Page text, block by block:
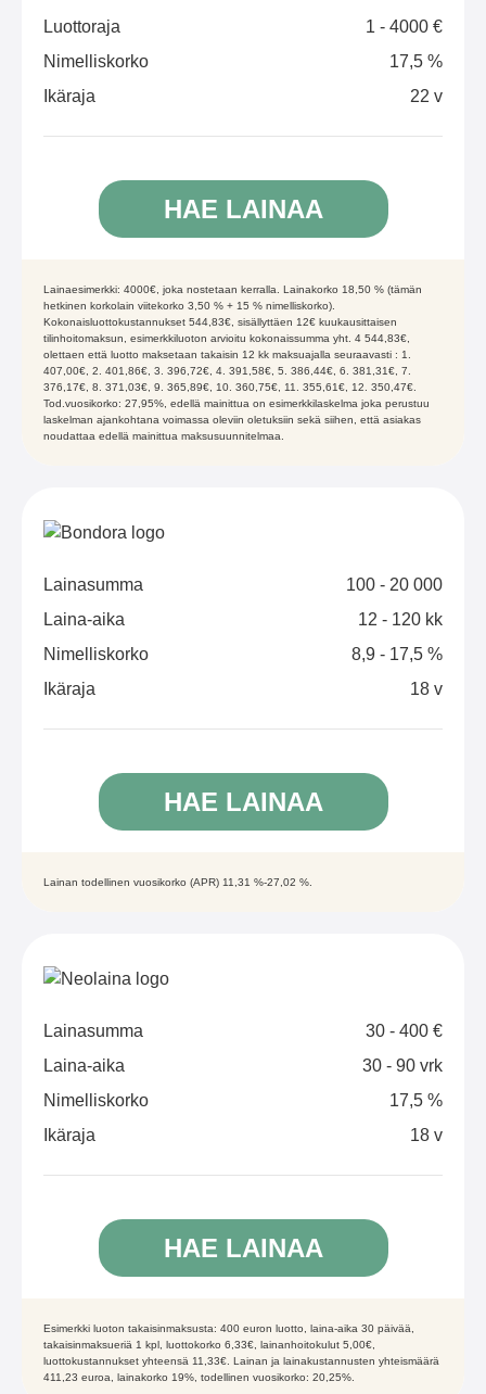
Luottoraja
1 - 4000 €
Nimelliskorko
17,5 %
Ikäraja
22 v
HAE LAINAA
Lainaesimerkki: 4000€, joka nostetaan kerralla. Lainakorko 18,50 % (tämän
hetkinen korkolain viitekorko 3,50 % + 15 % nimelliskorko).
Kokonaisluottokustannukset 544,83€, sisällyttäen 12€ kuukausittaisen
tilinhoitomaksun, esimerkkiluoton arvioitu kokonaissumma yht. 4 544,83€,
olettaen että luotto maksetaan takaisin 12 kk maksuajalla seuraavasti : 1.
407,00€, 2. 401,86€, 3. 396,72€, 4. 391,58€, 5. 386,44€, 6. 381,31€, 7.
376,17€, 8. 371,03€, 9. 365,89€, 10. 360,75€, 11. 355,61€, 12. 350,47€.
Tod.vuosikorko: 27,95%, edellä mainittua on esimerkkilaskelma joka perustuu
laskelman ajankohtana voimassa oleviin oletuksiin sekä siihen, että asiakas
noudattaa edellä mainittua maksusuunnitelmaa.
Lainasumma
100 - 20 000
Laina-aika
12 - 120 kk
Nimelliskorko
8,9 - 17,5 %
Ikäraja
18 v
HAE LAINAA
Lainan todellinen vuosikorko (APR) 11,31 %-27,02 %.
Lainasumma
30 - 400 €
Laina-aika
30 - 90 vrk
Nimelliskorko
17,5 %
Ikäraja
18 v
HAE LAINAA
Esimerkki luoton takaisinmaksusta: 400 euron luotto, laina-aika 30 päivää,
takaisinmaksueriä 1 kpl, luottokorko 6,33€, lainanhoitokulut 5,00€,
luottokustannukset yhteensä 11,33€. Lainan ja lainakustannusten yhteismäärä
411,23 euroa, lainakorko 19%, todellinen vuosikorko: 20,25%.